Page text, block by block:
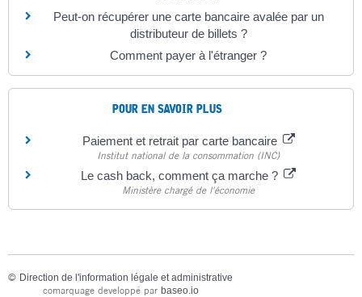
Peut-on récupérer une carte bancaire avalée par un
distributeur de billets ?
Comment payer à l'étranger ?
POUR EN SAVOIR PLUS
Paiement et retrait par carte bancaire
Institut national de la consommation (INC)
Le cash back, comment ça marche ?
Ministère chargé de l'économie
© Direction de l'information légale et administrative
comarquage developpé par baseo.io